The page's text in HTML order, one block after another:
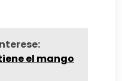
el mango